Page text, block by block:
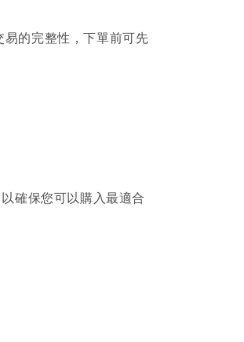
的完整性，下單前可先
確保您可以購入最適合